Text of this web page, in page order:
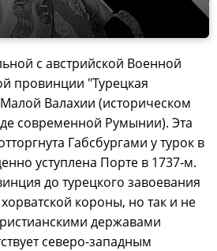
с австрийской Военной
провинции "Турецкая
Валахии (историческом
современной Румынии). Эта
Габсбургами у турок в
уступлена Порте в 1737-м.
до турецкого завоевания
короны, но так и не
державами
северо-западным